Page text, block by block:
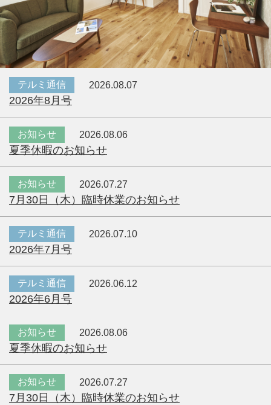
テルミ通信 2026.08.07
2026年8月号
お知らせ 2026.08.06
夏季休暇のお知らせ
お知らせ 2026.07.27
7月30日（木）臨時休業のお知らせ
テルミ通信 2026.07.10
2026年7月号
テルミ通信 2026.06.12
2026年6月号
お知らせ 2026.08.06
夏季休暇のお知らせ
お知らせ 2026.07.27
7月30日（木）臨時休業のお知らせ